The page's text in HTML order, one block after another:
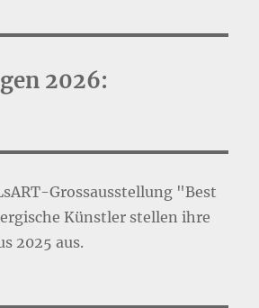
2026:
Grossausstellung "Best
Künstler stellen ihre
2025 aus.